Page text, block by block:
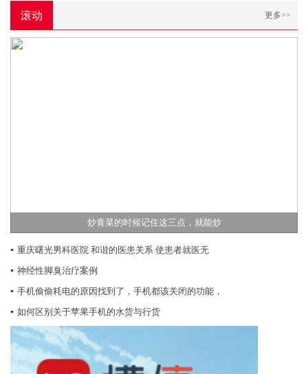
滚动 更多>>
炒青菜的时候记住这三点，就能炒
▪ 重庆曙光男科医院 和谐的医患关系 使患者就医无
▪ 神经性脚臭治疗案例
▪ 手机偷偷耗电的原因找到了，手机都该关闭的功能，
▪ 如何区别关于苹果手机的水货与行货